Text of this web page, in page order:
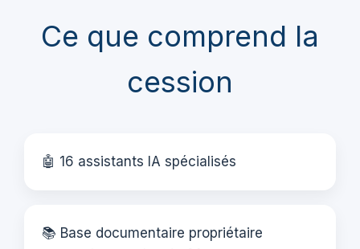
Ce que comprend la
cession
🤖 16 assistants IA spécialisés
📚 Base documentaire propriétaire